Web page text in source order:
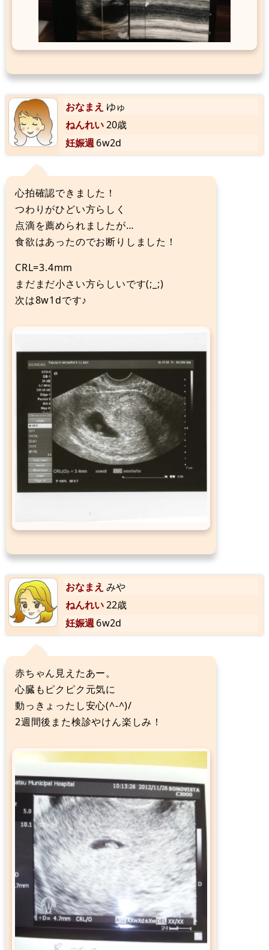
おなまえ ゆゅ
ねんれい20歳
妊娠週6w2d
心拍確認できました！
つわりがひどい方らしく
点滴を薦められましたが…
食欲はあったのでお断りしました！
CRL=3.4mm
まだまだ小さい方らしいです(;_;)
次は8w1dです♪
おなまえ みや
ねんれい22歳
妊娠週6w2d
赤ちゃん見えたあー。
心臓もピクピク元気に
動っきょったし安心(^-^)/
2週間後また検診やけん楽しみ！